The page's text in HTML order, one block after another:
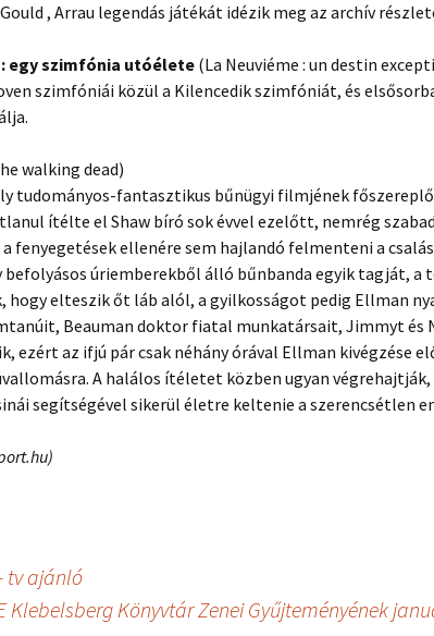
, Arrau legendás játékát idézik meg az archív
: egy szimfónia utóélete (La Neuviéme : un destin
szimfóniái közül a Kilencedik szimfóniát, és
walking dead)
tudományos-fantasztikus bűnügyi filmjének
ítélte el Shaw bíró sok évvel ezelőtt, nemrég
fenyegetések ellenére sem hajlandó felmenteni a
befolyásos úriemberekből álló bűnbanda egyik tagját, a
hogy elteszik őt láb alól, a gyilkosságot pedig Ellman
Beauman doktor fiatal munkatársait, Jimmyt és
ezért az ifjú pár csak néhány órával Ellman kivégzése
A halálos ítéletet közben ugyan
segítségével sikerül életre keltenie a szerencsétlen
tv ajánló
Klebelsberg Könyvtár Zenei Gyűjteményének